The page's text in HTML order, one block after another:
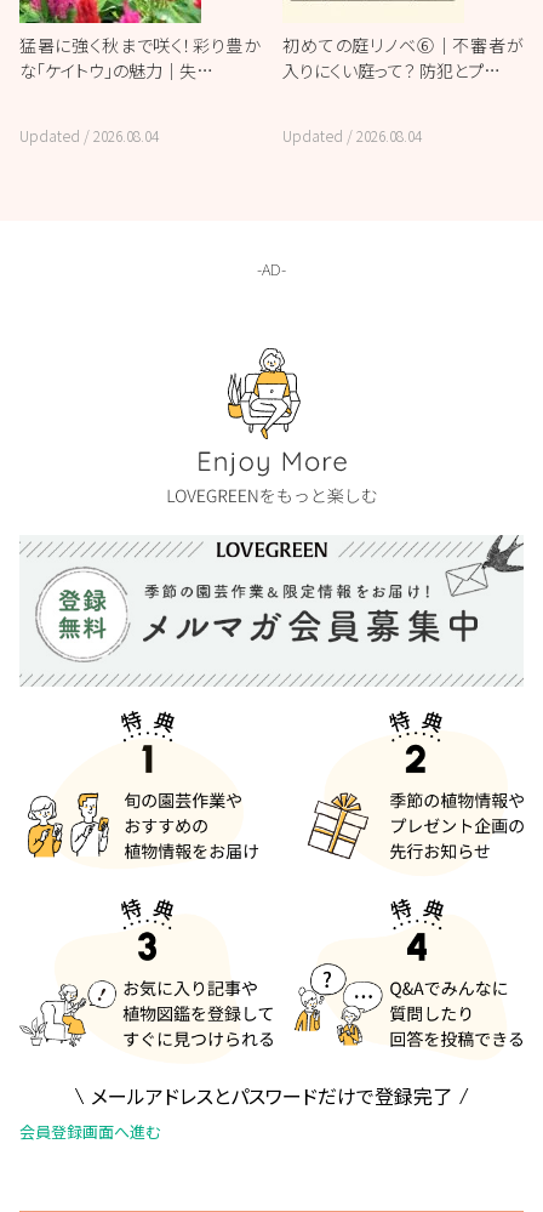
猛暑に強く秋まで咲く！彩り豊か
な「ケイトウ」の魅力｜失…
Updated /2026.08.04
初めての庭リノベ⑥｜不審者が
入りにくい庭って？ 防犯とプ…
Updated /2026.08.04
メールアドレスとパスワードだけで登録完了
会員登録画面へ進む